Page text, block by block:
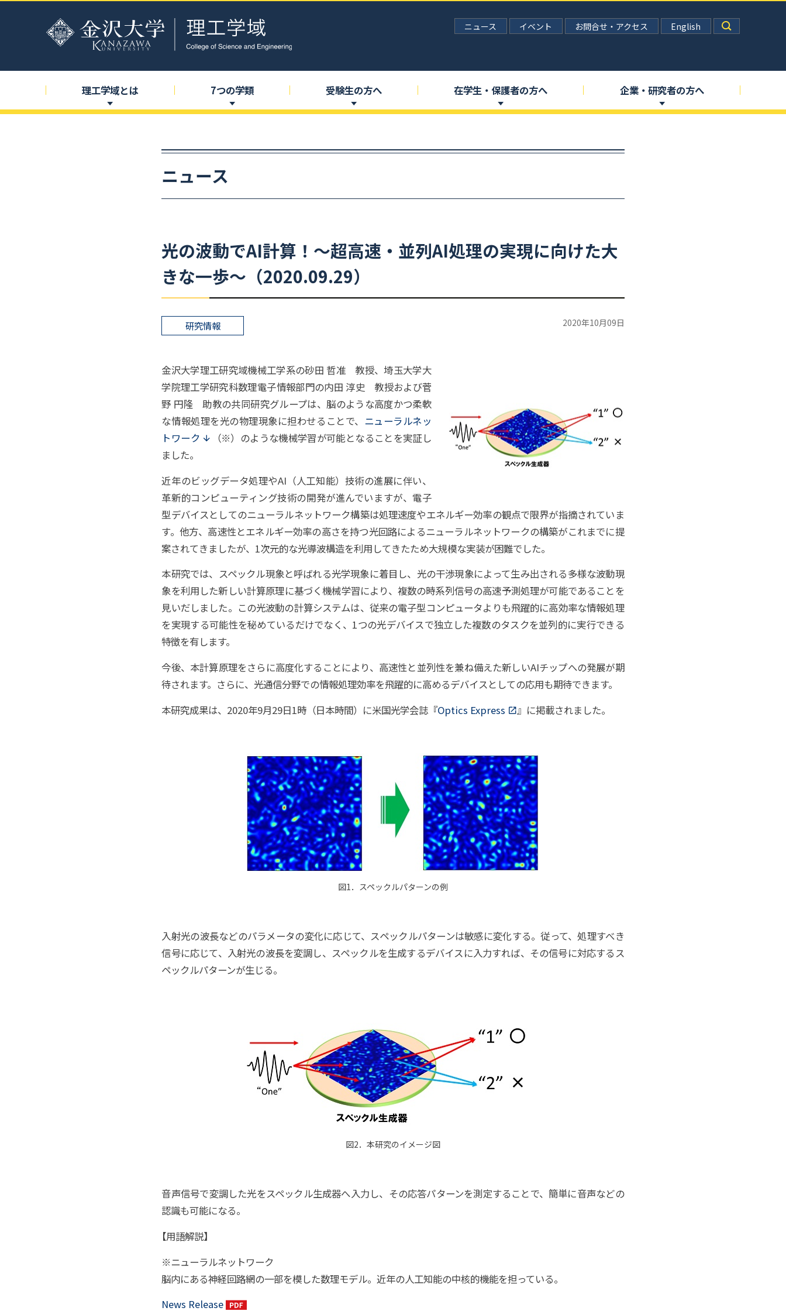
ニュース イベント お問合せ・アクセス English
理工学域とは 7つの学類 受験生の方へ 在学生 ・保護者の方へ 企業・ 研究者の方へ
ニュース
光の波動でAI計算！ ～超高速 ・ 並列AI処理の実現に向けた大
きな一歩～ （2020.09.29）
研究情報 2020年10月09日
金沢大学理工研究域機械工学系の砂田 哲准 教授、埼玉大学大
学院理工学研究科数理電子情報部門の内田 淳史 教授および菅
野 円隆 助教の共同研究グループは、脳のような高度かつ柔軟
な情報処理を光の物理現象に担わせることで、 ニューラルネッ
トワーク
（※）のような機械学習が可能となることを実証し
ました。
近年のビッグデータ処理やAI（人工知能）技術の進展に伴い、
革新的コンピューティング技術の開発が進んでいますが、電子
型デバイスとしてのニューラルネットワーク構築は処理速度やエネルギー効率の観点で限界が指摘されていま
す。他方、高速性とエネルギー効率の高さを持つ光回路によるニューラルネットワークの構築がこれまでに提
案されてきましたが、1次元的な光導波構造を利用してきたため大規模な実装が困難でした。
本研究では、スペックル現象と呼ばれる光学現象に着目し、光の干渉現象によって生み出される多様な波動現
象を利用した新しい計算原理に基づく機械学習により、複数の時系列信号の高速予測処理が可能であることを
見いだしました。この光波動の計算システムは、従来の電子型コンピュータよりも飛躍的に高効率な情報処理
を実現する可能性を秘めているだけでなく、1つの光デバイスで独立した複数のタスクを並列的に実行できる
特徴を有します。
今後、本計算原理をさらに高度化することにより、高速性と並列性を兼ね備えた新しいAIチップへの発展が期
待されます。さらに、光通信分野での情報処理効率を飛躍的に高めるデバイスとしての応用も期待できます。
本研究成果は、2020年9月29日1時（日本時間）に米国光学会誌『Optics Express 』に掲載されました。
図1．スペックルパターンの例
入射光の波長などのパラメータの変化に応じて、スペックルパターンは敏感に変化する。従って、処理すべき
信号に応じて、入射光の波長を変調し、スペックルを生成するデバイスに入力すれば、その信号に対応するス
ペックルパターンが生じる。
図2．本研究のイメージ図
音声信号で変調した光をスペックル生成器へ入力し、その応答パターンを測定することで、簡単に音声などの
認識も可能になる。
【用語解説】
※ニューラルネットワーク
脳内にある神経回路網の一部を模した数理モデル。近年の人工知能の中核的機能を担っている。
News Release